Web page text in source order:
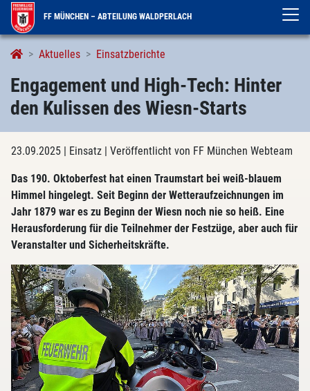
FF MÜNCHEN – ABTEILUNG WALDPERLACH
Aktuelles Einsatzberichte
Engagement und High-Tech: Hinter
den Kulissen des Wiesn-Starts
23.09.2025 | Einsatz | Veröffentlicht von FF München Webteam
Das 190. Oktoberfest hat einen Traumstart bei weiß-blauem
Himmel hingelegt. Seit Beginn der Wetteraufzeichnungen im
Jahr 1879 war es zu Beginn der Wiesn noch nie so heiß. Eine
Herausforderung für die Teilnehmer der Festzüge, aber auch für
Veranstalter und Sicherheitskräfte.